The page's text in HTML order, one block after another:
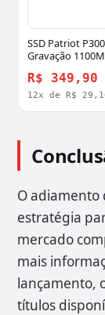
SSD Patriot
Gravação
R$ 349,90
12x de R$
O adiamento
estratégia
mercado
mais
lançamento,
títulos